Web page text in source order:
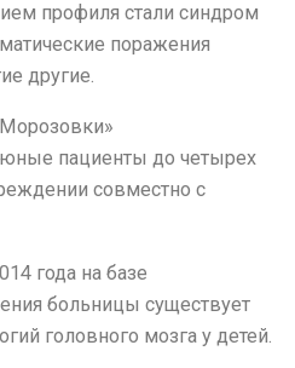
профиля стали синдром
поражения
другие.
пациенты до четырех
совместно с
года на базе
больницы существует
головного мозга у детей.